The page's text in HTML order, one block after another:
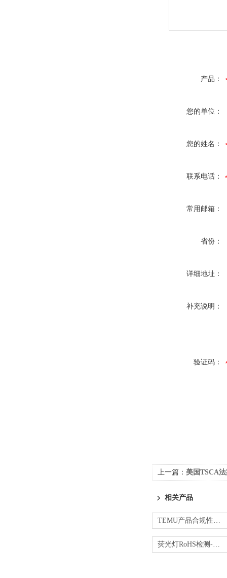
产品：
您的单位：
您的姓名：
联系电话：
常用邮箱：
省份：
详细地址：
补充说明：
验证码：
上一篇： 美国TSCA法案5项PBT
相关产品
TEMU产品合规性验证-CPC/RoHS/EMC测试
荧光灯RoHS检测-第三方一站式检测